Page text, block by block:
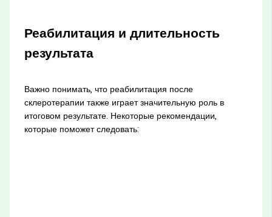
Реабилитация и длительность
результата
Важно понимать, что реабилитация после
склеротерапии также играет значительную роль в
итоговом результате. Некоторые рекомендации,
которые поможет следовать: